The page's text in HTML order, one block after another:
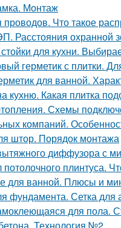
Монтаж
Что такое
Расстояния охранной
для кухни.
герметик с плитки.
для ванной.
кухню. Какая плитка
Схемы
компаний.
штор. Порядок монтажа
диффузора с
потолочного плинтуса.
для ванной. Плюсы и
фундамента. Сетка для
для пола.